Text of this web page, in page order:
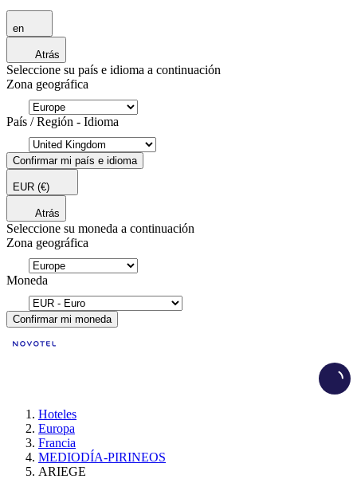
en
Atrás
Seleccione su país e idioma a continuación
Zona geográfica
País / Región - Idioma
Confirmar mi país e idioma
EUR (€)
Atrás
Seleccione su moneda a continuación
Zona geográfica
Moneda
Confirmar mi moneda
Hoteles
Europa
Francia
MEDIODÍA-PIRINEOS
ARIEGE